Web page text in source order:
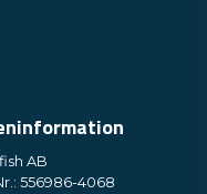
AB
556986-4068